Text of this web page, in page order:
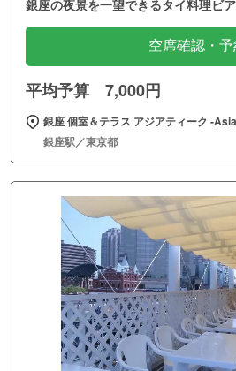
銀座の夜景を一望できるタイ料理ビ
空席確認・予
平均予算 7,000円
銀座 個室＆テラス アジアティーク
銀座駅／東京都